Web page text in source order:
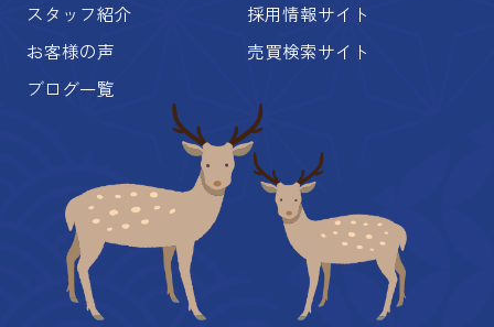
スタッフ紹介
お客様の声
ブログ一覧
採用情報サイト
売買検索サイト